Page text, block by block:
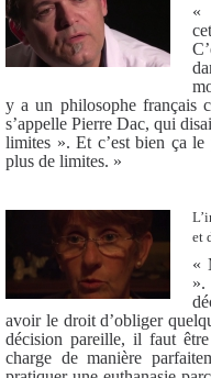
«
y a un philosophe français
s’appelle Pierre Dac, qui
limites ». Et c’est bien ça
plus de limites. »
et
«
avoir le droit d’obliger
décision pareille, il faut
charge de manière